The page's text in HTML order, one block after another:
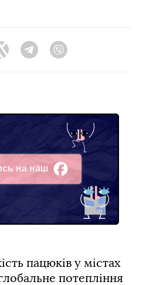
Twitter Telegram
на наш
пацюків у містах
потепління